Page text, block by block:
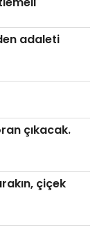
adaleti
çıkacak.
çiçek